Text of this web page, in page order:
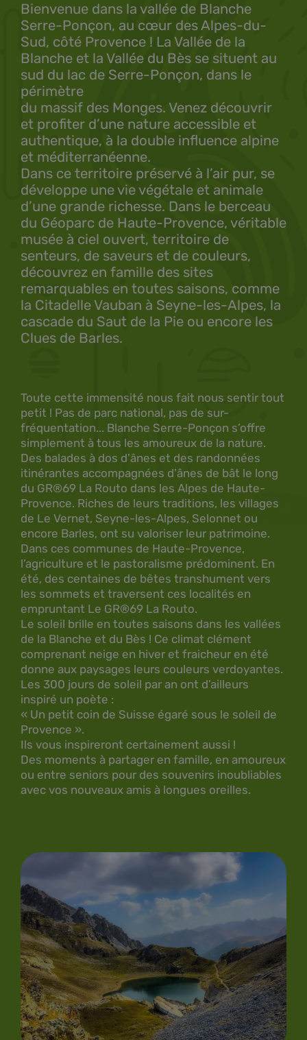
Bienvenue dans la vallée de Blanche
Serre-Ponçon, au cœur des Alpes-du-
Sud, côté Provence ! La Vallée de la
Blanche et la Vallée du Bès se situent au
sud du lac de Serre-Ponçon, dans le
périmètre
du massif des Monges. Venez découvrir
et profiter d’une nature accessible et
authentique, à la double influence alpine
et méditerranéenne.
Dans ce territoire préservé à l’air pur, se
développe une vie végétale et animale
d’une grande richesse. Dans le berceau
du Géoparc de Haute-Provence, véritable
musée à ciel ouvert, territoire de
senteurs, de saveurs et de couleurs,
découvrez en famille des sites
remarquables en toutes saisons, comme
la Citadelle Vauban à Seyne-les-Alpes, la
cascade du Saut de la Pie ou encore les
Clues de Barles.
Toute cette immensité nous fait nous sentir tout
petit ! Pas de parc national, pas de sur-
fréquentation... Blanche Serre-Ponçon s’offre
simplement à tous les amoureux de la nature.
Des balades à dos d'ânes et des randonnées
itinérantes accompagnées d'ânes de bât le long
du GR®69 La Routo dans les Alpes de Haute-
Provence. Riches de leurs traditions, les villages
de Le Vernet, Seyne-les-Alpes, Selonnet ou
encore Barles, ont su valoriser leur patrimoine.
Dans ces communes de Haute-Provence,
l’agriculture et le pastoralisme prédominent. En
été, des centaines de bêtes transhument vers
les sommets et traversent ces localités en
empruntant Le GR®69 La Routo.
Le soleil brille en toutes saisons dans les vallées
de la Blanche et du Bès ! Ce climat clément
comprenant neige en hiver et fraicheur en été
donne aux paysages leurs couleurs verdoyantes.
Les 300 jours de soleil par an ont d’ailleurs
inspiré un poète :
« Un petit coin de Suisse égaré sous le soleil de
Provence ».
Ils vous inspireront certainement aussi !
Des moments à partager en famille, en amoureux
ou entre seniors pour des souvenirs inoubliables
avec vos nouveaux amis à longues oreilles.